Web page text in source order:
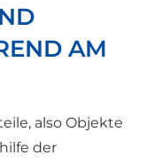
AM
also Objekte
der